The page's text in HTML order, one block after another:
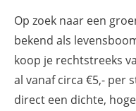
Op zoek naar een
bekend als
koop je rechtstreeks
al vanaf circa €5,- per
direct een dichte,